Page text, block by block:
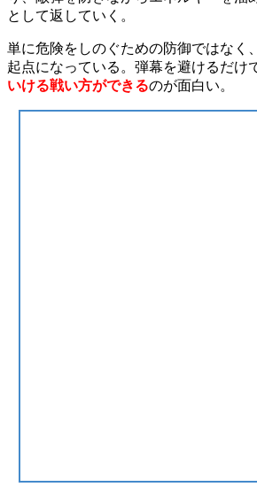
として返していく。
単に危険をしのぐための防御ではなく
起点になっている。弾幕を避けるだけ
いける戦い方ができるのが面白い。